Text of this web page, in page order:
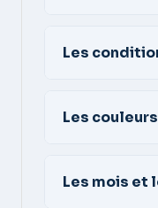
Les
Les couleurs
Les mois et